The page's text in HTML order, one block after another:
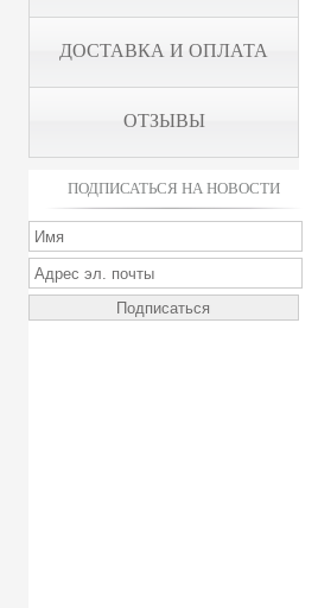
ДОСТАВКА И ОПЛАТА
ОТЗЫВЫ
ПОДПИСАТЬСЯ НА НОВОСТИ